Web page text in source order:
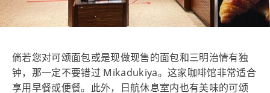
倘若您对可颂面包或是现做现售的面包和三明治情有独
钟，那一定不要错过 Mikadukiya。这家咖啡馆非常适合
享用早餐或便餐。此外，日航休息室内也有美味的可颂